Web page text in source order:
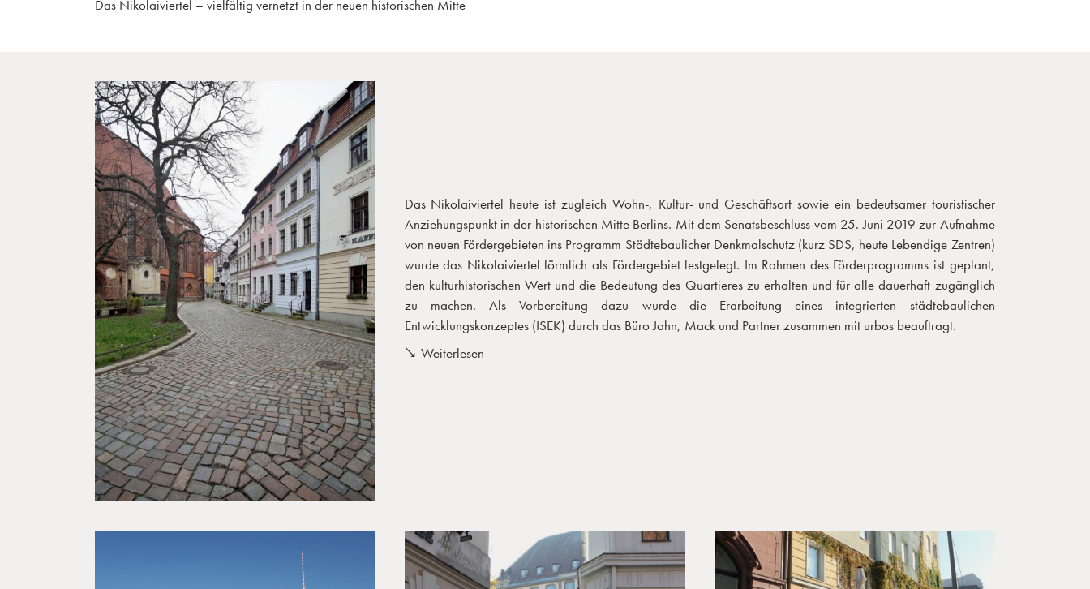
Das Nikolaiviertel – vielfältig vernetzt in der neuen historischen Mitte
Das Nikolaiviertel heute ist zugleich Wohn-, Kultur- und Geschäftsort sowie ein bedeutsamer touristischer
Anziehungspunkt in der historischen Mitte Berlins. Mit dem Senatsbeschluss vom 25. Juni 2019 zur Aufnahme
von neuen Fördergebieten ins Programm Städtebaulicher Denkmalschutz (kurz SDS, heute Lebendige Zentren)
wurde das Nikolaiviertel förmlich als Fördergebiet festgelegt. Im Rahmen des Förderprogramms ist geplant,
den kulturhistorischen Wert und die Bedeutung des Quartieres zu erhalten und für alle dauerhaft zugänglich
zu machen. Als Vorbereitung dazu wurde die Erarbeitung eines integrierten städtebaulichen
Entwicklungskonzeptes (ISEK) durch das Büro Jahn, Mack und Partner zusammen mit urbos beauftragt.
Weiterlesen